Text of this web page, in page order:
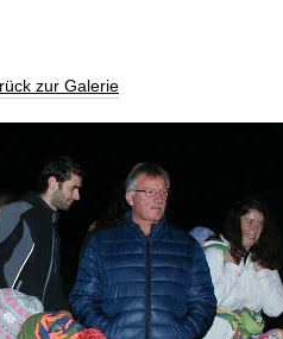
zur Galerie